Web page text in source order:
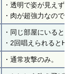
・透明で姿が見え
・肉が超強力なの
・同じ部屋にいる
・2回唱えられると
・通常攻撃のみ。